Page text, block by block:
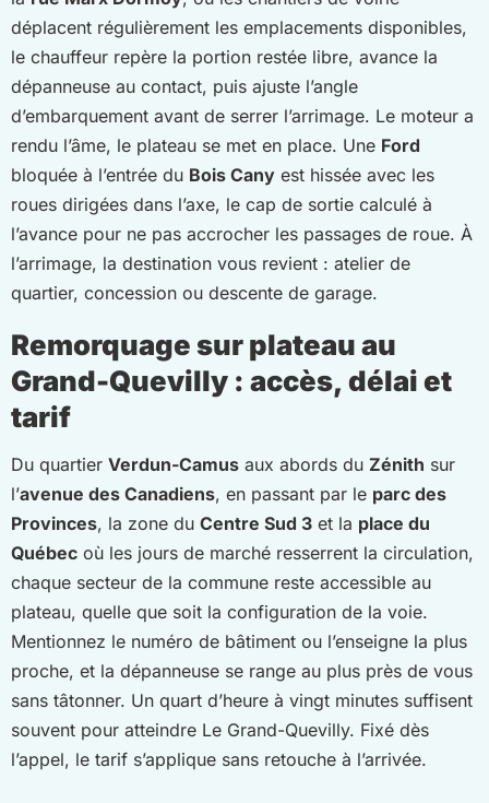
déplacent régulièrement les emplacements disponibles,
le chauffeur repère la portion restée libre, avance la
dépanneuse au contact, puis ajuste l’angle
d’embarquement avant de serrer l’arrimage. Le moteur a
rendu l’âme, le plateau se met en place. Une Ford
bloquée à l’entrée du Bois Cany est hissée avec les
roues dirigées dans l’axe, le cap de sortie calculé à
l’avance pour ne pas accrocher les passages de roue. À
l’arrimage, la destination vous revient : atelier de
quartier, concession ou descente de garage.
Remorquage sur plateau au
Grand-Quevilly : accès, délai et
tarif
Du quartier Verdun-Camus aux abords du Zénith sur
l’avenue des Canadiens, en passant par le parc des
Provinces, la zone du Centre Sud 3 et la place du
Québec où les jours de marché resserrent la circulation,
chaque secteur de la commune reste accessible au
plateau, quelle que soit la configuration de la voie.
Mentionnez le numéro de bâtiment ou l’enseigne la plus
proche, et la dépanneuse se range au plus près de vous
sans tâtonner. Un quart d’heure à vingt minutes suffisent
souvent pour atteindre Le Grand-Quevilly. Fixé dès
l’appel, le tarif s’applique sans retouche à l’arrivée.